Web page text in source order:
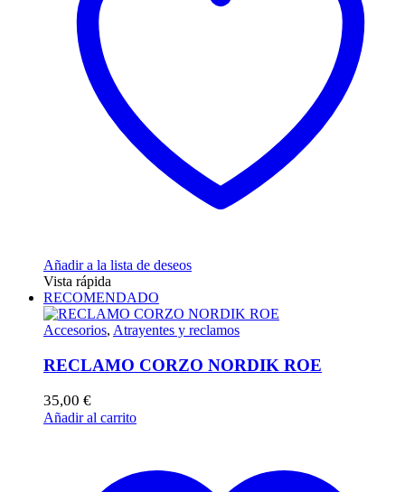
Añadir a la lista de deseos
Vista rápida
RECOMENDADO
Accesorios, Atrayentes y reclamos
RECLAMO CORZO NORDIK ROE
35,00 €
Añadir al carrito